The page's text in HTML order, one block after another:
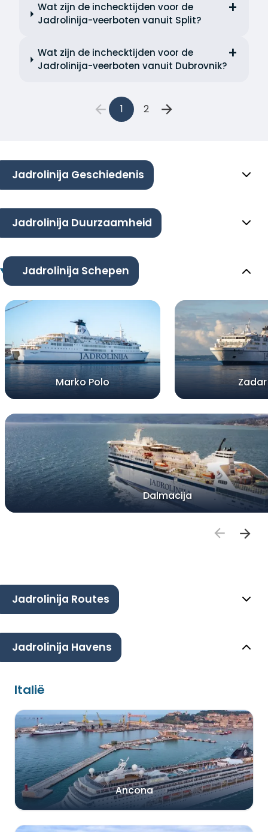
Wat zijn de inchecktijden voor de
Jadrolinija-veerboten vanuit Split?
Wat zijn de inchecktijden voor de
Jadrolinija-veerboten vanuit Dubrovnik?
1 2
Jadrolinija Geschiedenis
Jadrolinija Duurzaamheid
Jadrolinija Schepen
Marko Polo Zadar
Dalmacija
Jadrolinija Routes
Jadrolinija Havens
Italië
Ancona